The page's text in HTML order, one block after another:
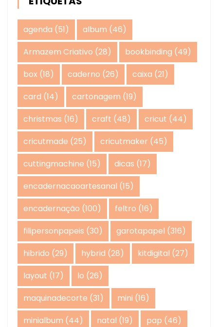
agenda (51) album (46)
Armazem Criativo (28) bookbinding (49)
box (18) caderno (26) caixa (21)
card (14) cartonagem (19)
christmas (16) craft (48) cricut (44)
cricutmade (25) cricutmaker (45)
cuttingmachine (15) dicas (17)
encadernacaoartesanal (15)
encadernação (100) feltro (16)
filipersonpapeis (30) garotapapel (316)
hibrido (29) hybrid (28) kitdigital (27)
layout (17) lo (26)
maquinadecorte (31) mini (16)
minialbum (44) natal (19) pap (46)